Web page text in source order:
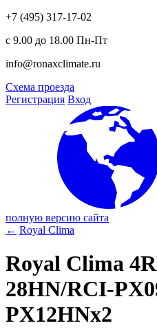
+7 (495) 317-17-02
с 9.00 до 18.00 Пн-Пт
info@ronaxclimate.ru
Схема проезда
Регистрация Вход
полную версию сайта
← Royal Clima
Royal Clima
28HN/RCI-
PX12HNx2